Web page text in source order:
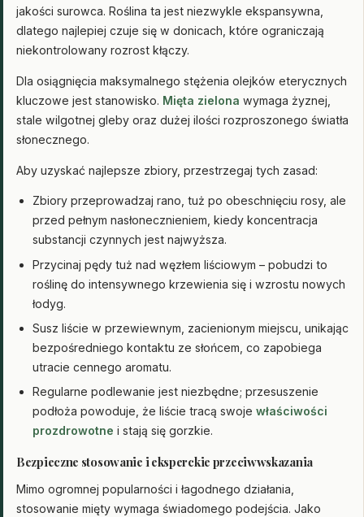
jakości surowca. Roślina ta jest niezwykle ekspansywna,
dlatego najlepiej czuje się w donicach, które ograniczają
niekontrolowany rozrost kłączy.
Dla osiągnięcia maksymalnego stężenia olejków eterycznych
kluczowe jest stanowisko. Mięta zielona wymaga żyznej,
stale wilgotnej gleby oraz dużej ilości rozproszonego światła
słonecznego.
Aby uzyskać najlepsze zbiory, przestrzegaj tych zasad:
Zbiory przeprowadzaj rano, tuż po obeschnięciu rosy, ale
przed pełnym nasłonecznieniem, kiedy koncentracja
substancji czynnych jest najwyższa.
Przycinaj pędy tuż nad węzłem liściowym – pobudzi to
roślinę do intensywnego krzewienia się i wzrostu nowych
łodyg.
Susz liście w przewiewnym, zacienionym miejscu, unikając
bezpośredniego kontaktu ze słońcem, co zapobiega
utracie cennego aromatu.
Regularne podlewanie jest niezbędne; przesuszenie
podłoża powoduje, że liście tracą swoje właściwości
prozdrowotne i stają się gorzkie.
Bezpieczne stosowanie i eksperckie przeciwwskazania
Mimo ogromnej popularności i łagodnego działania,
stosowanie mięty wymaga świadomego podejścia. Jako